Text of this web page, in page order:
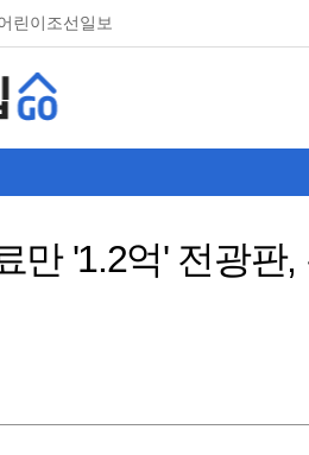
린이조선일보
'1.2억' 전광판,